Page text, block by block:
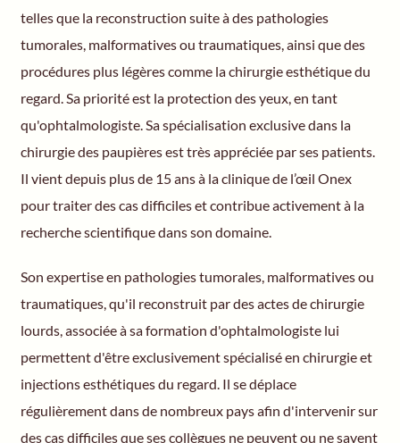
telles que la reconstruction suite à des pathologies
tumorales, malformatives ou traumatiques, ainsi que des
procédures plus légères comme la chirurgie esthétique du
regard. Sa priorité est la protection des yeux, en tant
qu'ophtalmologiste. Sa spécialisation exclusive dans la
chirurgie des paupières est très appréciée par ses patients.
Il vient depuis plus de 15 ans à la clinique de l’œil Onex
pour traiter des cas difficiles et contribue activement à la
recherche scientifique dans son domaine.
Son expertise en pathologies tumorales, malformatives ou
traumatiques, qu'il reconstruit par des actes de chirurgie
lourds, associée à sa formation d'ophtalmologiste lui
permettent d'être exclusivement spécialisé en chirurgie et
injections esthétiques du regard. Il se déplace
régulièrement dans de nombreux pays afin d'intervenir sur
des cas difficiles que ses collègues ne peuvent ou ne savent